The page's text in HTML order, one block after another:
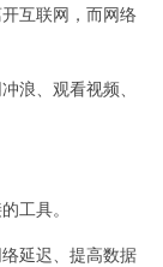
互联网，而网络
、观看视频、
工具。
延迟、提高数据